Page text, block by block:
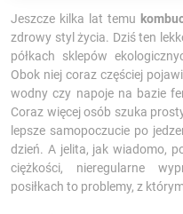
Jeszcze kilka lat temu
zdrowy styl życia. Dziś ten
półkach sklepów
Obok niej coraz częściej
wodny czy napoje na bazie
Coraz więcej osób szuka
lepsze samopoczucie po
dzień. A jelita, jak wiadomo,
ciężkości, nieregularne
posiłkach to problemy, z